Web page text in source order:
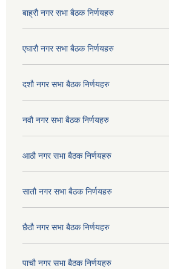
बाह्रौ नगर सभा बैठक निर्णयहरु
एघारौ नगर सभा बैठक निर्णयहरु
दशौ नगर सभा बैठक निर्णयहरु
नवौ नगर सभा बैठक निर्णयहरु
आठौ नगर सभा बैठक निर्णयहरु
सातौ नगर सभा बैठक निर्णयहरु
छैठौ नगर सभा बैठक निर्णयहरु
पाचौ नगर सभा बैठक निर्णयहरु